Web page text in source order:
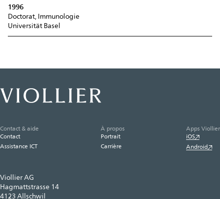
1996
Doctorat, Immunologie
Universität Basel
Viollier AG
Hagmattstrasse 14
4123 Allschwil
Contact & aide
Contact
Assistance ICT
À propos
Portrait
Carrière
Apps Viollier
iOS
Android